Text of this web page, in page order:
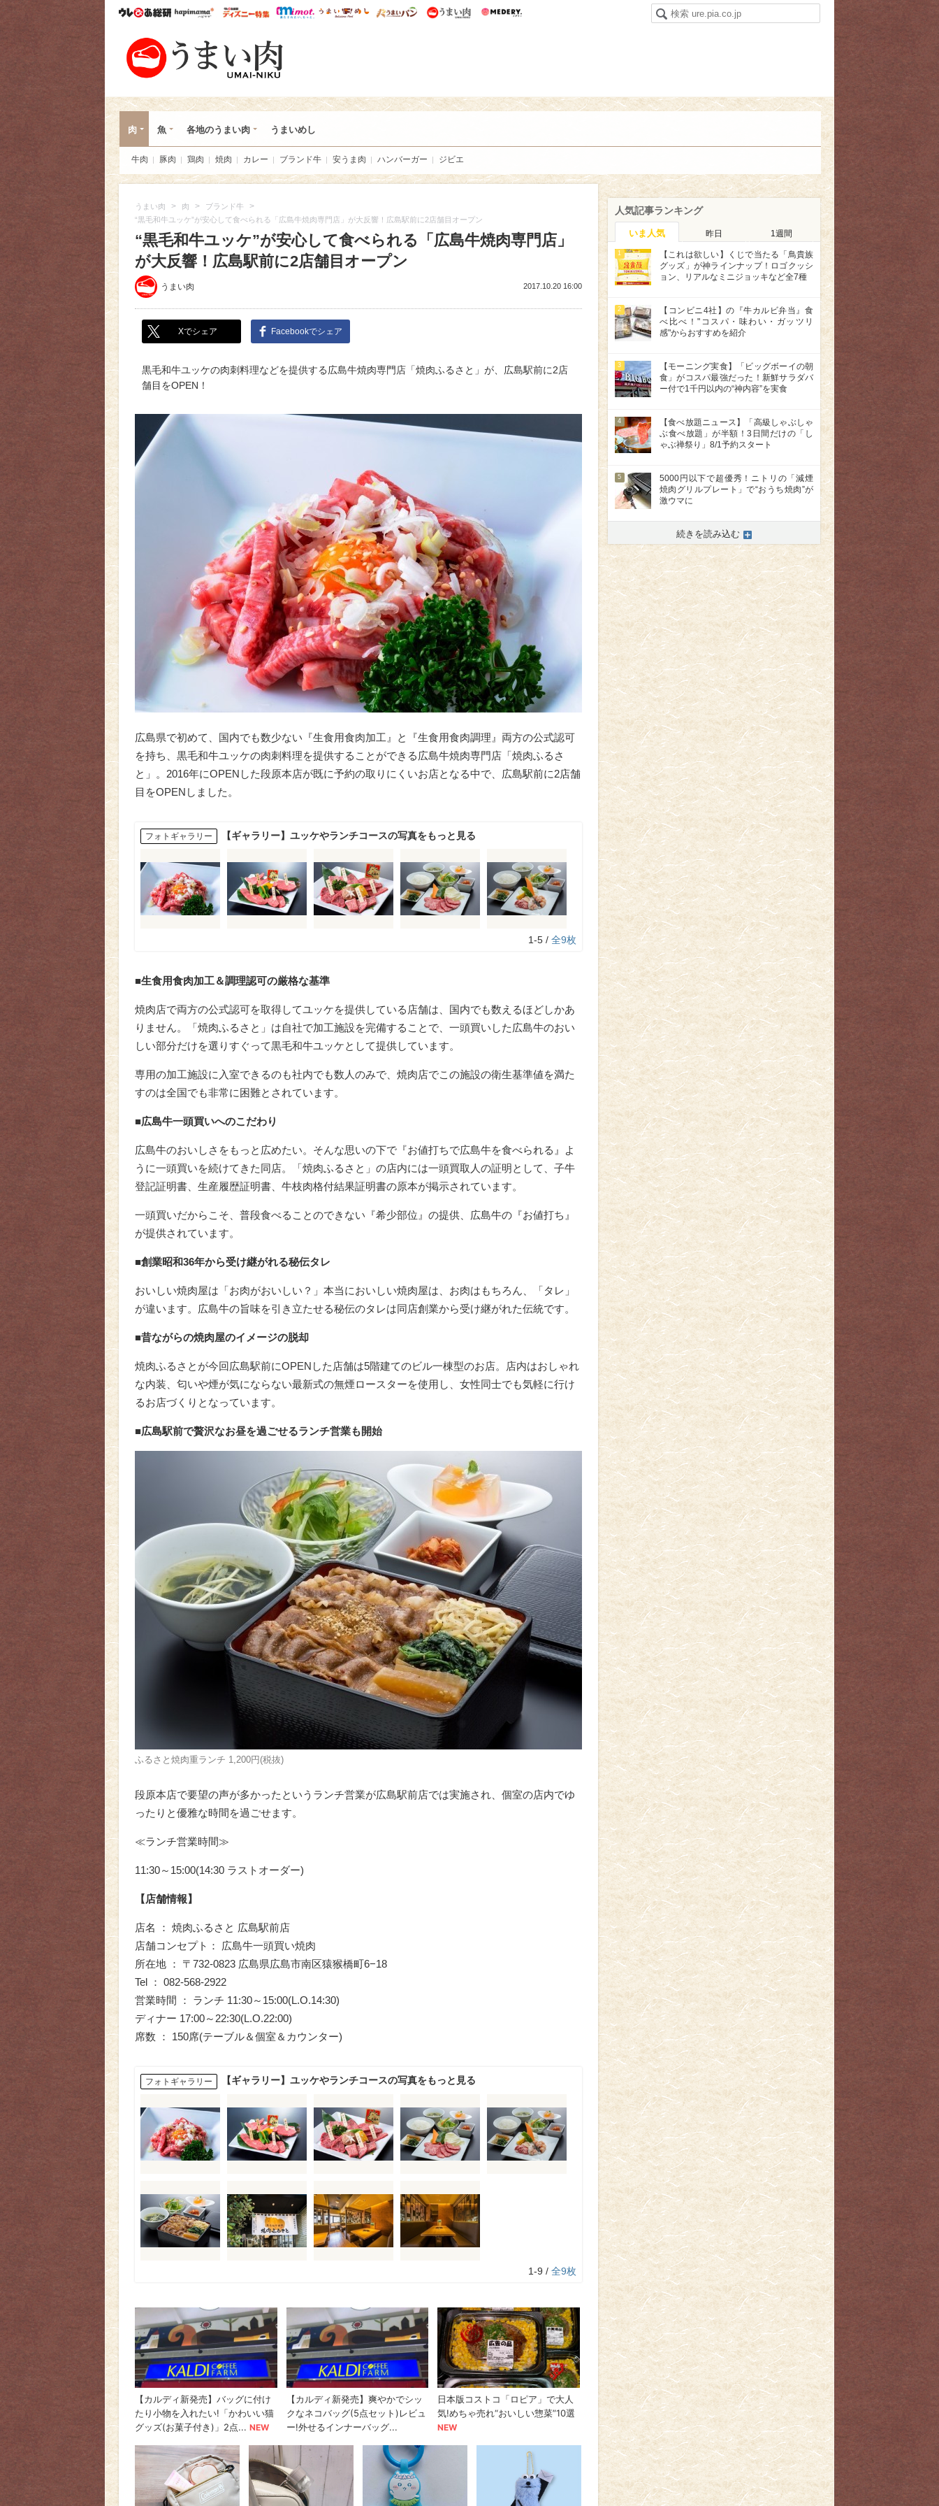
ウレぴあ総研ハピママ* ウレぴあ総研 ディズニー特集
mimot. うまいめし うまいパン うまい肉
肉 魚 各地のうまい肉 うまいめし
牛肉 豚肉 鶏肉 焼肉 カレー ブランド牛 安うま肉 ハンバーガー ジビエ
うまい肉 > 肉 > ブランド牛 >
“黒毛和牛ユッケ”が安心して食べられる「広島牛焼肉専門店」が大反響！広島駅前に2店舗目オープン
“黒毛和牛ユッケ”が安心して食べられる「広島牛焼肉専門店」
が大反響！広島駅前に2店舗目オープン
うまい肉 2017.10.20 16:00
Xでシェア Facebookでシェア
黒毛和牛ユッケの肉刺料理などを提供する広島牛焼肉専門店「焼肉ふるさと」が、広島駅前に2店
舗目をOPEN！
広島県で初めて、国内でも数少ない『生食用食肉加工』と『生食用食肉調理』両方の公式認可
を持ち、黒毛和牛ユッケの肉刺料理を提供することができる広島牛焼肉専門店「焼肉ふるさ
と」。2016年にOPENした段原本店が既に予約の取りにくいお店となる中で、広島駅前に2店舗
目をOPENしました。
フォトギャラリー 【ギャラリー】ユッケやランチコースの写真をもっと見る
1-5 / 全9枚
■生食用食肉加工＆調理認可の厳格な基準
焼肉店で両方の公式認可を取得してユッケを提供している店舗は、国内でも数えるほどしかあ
りません。「焼肉ふるさと」は自社で加工施設を完備することで、一頭買いした広島牛のおい
しい部分だけを選りすぐって黒毛和牛ユッケとして提供しています。
専用の加工施設に入室できるのも社内でも数人のみで、焼肉店でこの施設の衛生基準値を満た
すのは全国でも非常に困難とされています。
■広島牛一頭買いへのこだわり
広島牛のおいしさをもっと広めたい。そんな思いの下で『お値打ちで広島牛を食べられる』よ
うに一頭買いを続けてきた同店。「焼肉ふるさと」の店内には一頭買取人の証明として、子牛
登記証明書、生産履歴証明書、牛枝肉格付結果証明書の原本が掲示されています。
一頭買いだからこそ、普段食べることのできない『希少部位』の提供、広島牛の『お値打ち』
が提供されています。
■創業昭和36年から受け継がれる秘伝タレ
おいしい焼肉屋は「お肉がおいしい？」本当においしい焼肉屋は、お肉はもちろん、「タレ」
が違います。広島牛の旨味を引き立たせる秘伝のタレは同店創業から受け継がれた伝統です。
■昔ながらの焼肉屋のイメージの脱却
焼肉ふるさとが今回広島駅前にOPENした店舗は5階建てのビル一棟型のお店。店内はおしゃれ
な内装、匂いや煙が気にならない最新式の無煙ロースターを使用し、女性同士でも気軽に行け
るお店づくりとなっています。
■広島駅前で贅沢なお昼を過ごせるランチ営業も開始
ふるさと焼肉重ランチ 1,200円(税抜)
段原本店で要望の声が多かったというランチ営業が広島駅前店では実施され、個室の店内でゆ
ったりと優雅な時間を過ごせます。
≪ランチ営業時間≫
11:30～15:00(14:30 ラストオーダー)
【店舗情報】
店名 ： 焼肉ふるさと 広島駅前店
店舗コンセプト： 広島牛一頭買い焼肉
所在地 ： 〒732-0823 広島県広島市南区猿猴橋町6−18
Tel ： 082-568-2922
営業時間 ： ランチ 11:30～15:00(L.O.14:30)
ディナー 17:00～22:30(L.O.22:00)
席数 ： 150席(テーブル＆個室＆カウンター)
フォトギャラリー 【ギャラリー】ユッケやランチコースの写真をもっと見る
1-9 / 全9枚
人気記事ランキング
いま人気 昨日 1週間
1
【これは欲しい】くじで当たる「鳥貴族
グッズ」が神ラインナップ！ロゴクッシ
ョン、リアルなミニジョッキなど全7種
2
【コンビニ4社】の『牛カルビ弁当』食
べ比べ！"コスパ・味わい・ガッツリ
感"からおすすめを紹介
3
【モーニング実食】「ビッグボーイの朝
食」がコスパ最強だった！新鮮サラダバ
ー付で1千円以内の“神内容”を実食
4
【食べ放題ニュース】「高級しゃぶしゃ
ぶ食べ放題」が半額！3日間だけの「し
ゃぶ禅祭り」8/1予約スタート
5
5000円以下で超優秀！ニトリの「減煙
焼肉グリルプレート」で“おうち焼肉”が
激ウマに
続きを読み込む